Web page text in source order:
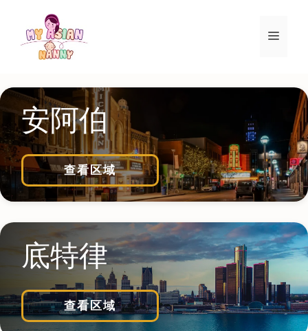
菜
安阿伯
查看区域
底特律
查看区域